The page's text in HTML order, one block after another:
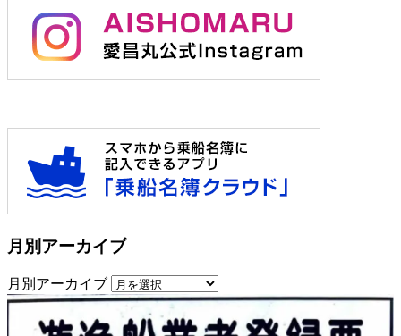
月別アーカイブ
月別アーカイブ